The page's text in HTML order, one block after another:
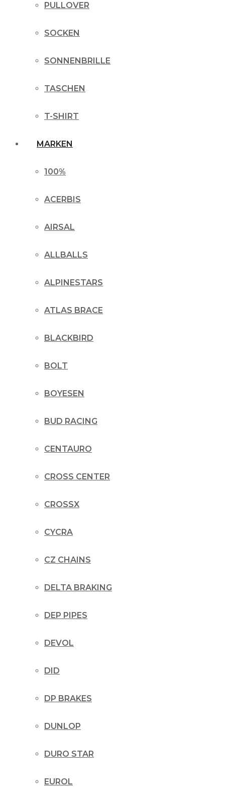
PULLOVER
SOCKEN
SONNENBRILLE
TASCHEN
T-SHIRT
MARKEN
100%
ACERBIS
AIRSAL
ALLBALLS
ALPINESTARS
ATLAS BRACE
BLACKBIRD
BOLT
BOYESEN
BUD RACING
CENTAURO
CROSS CENTER
CROSSX
CYCRA
CZ CHAINS
DELTA BRAKING
DEP PIPES
DEVOL
DID
DP BRAKES
DUNLOP
DURO STAR
EUROL